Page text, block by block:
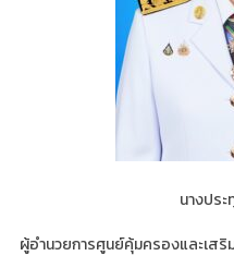
นางปร
ผู้อำนวยการศูนย์คุ้มครองและเส